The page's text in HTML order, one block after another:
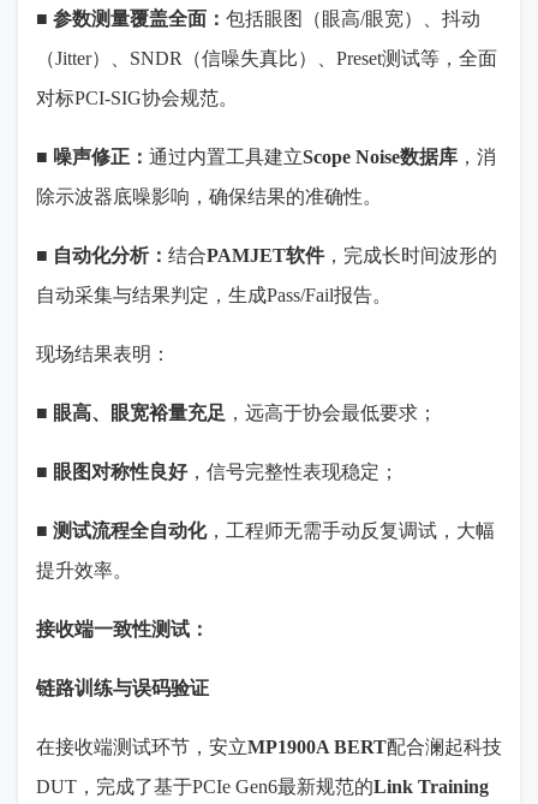
■ 参数测量覆盖全面： 包括眼图（眼高/眼宽）、抖动
（Jitter）、 SNDR （信噪失真比）、 Preset测试等，全面
对标PCI-SIG协会规范。
■ 噪声修正： 通过内置工具建立Scope Noise数据库 ，消
除示波器底噪影响，确保结果的准确性。
■ 自动化分析： 结合PAMJET软件，完成长时间波形的
自动采集与结果判定，生成Pass/Fail报告。
现场结果表明：
■ 眼高、眼宽裕量充足 ，远高于协会最低要求；
■ 眼图对称性良好，信号完整性表现稳定；
■ 测试流程全自动化，工程师无需手动反复调试，大幅
提升效率。
接收端一致性测试：
链路训练与误码验证
在接收端测试环节，安立MP1900A BERT配合澜起科技
DUT ，完成了基于PCIe Gen6最新规范的Link Training